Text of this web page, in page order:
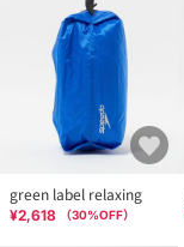
【注意事項】
※商品を使用前に、
書き」、「洗濯表示
※商品画像は、光の
り、実際の色味と
ください。
※商品の色味の目安
green label relaxing
¥2,618 （30%OFF）